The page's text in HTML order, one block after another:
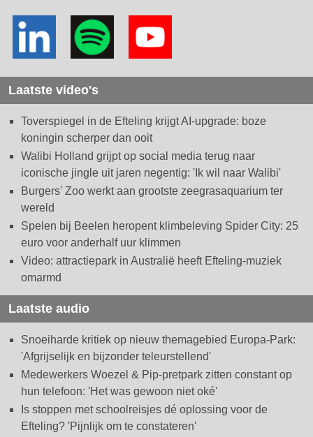
Laatste video's
Toverspiegel in de Efteling krijgt AI-upgrade: boze
koningin scherper dan ooit
Walibi Holland grijpt op social media terug naar
iconische jingle uit jaren negentig: 'Ik wil naar Walibi'
Burgers' Zoo werkt aan grootste zeegrasaquarium ter
wereld
Spelen bij Beelen heropent klimbeleving Spider City: 25
euro voor anderhalf uur klimmen
Video: attractiepark in Australië heeft Efteling-muziek
omarmd
Laatste audio
Snoeiharde kritiek op nieuw themagebied Europa-Park:
'Afgrijselijk en bijzonder teleurstellend'
Medewerkers Woezel & Pip-pretpark zitten constant op
hun telefoon: 'Het was gewoon niet oké'
Is stoppen met schoolreisjes dé oplossing voor de
Efteling? 'Pijnlijk om te constateren'